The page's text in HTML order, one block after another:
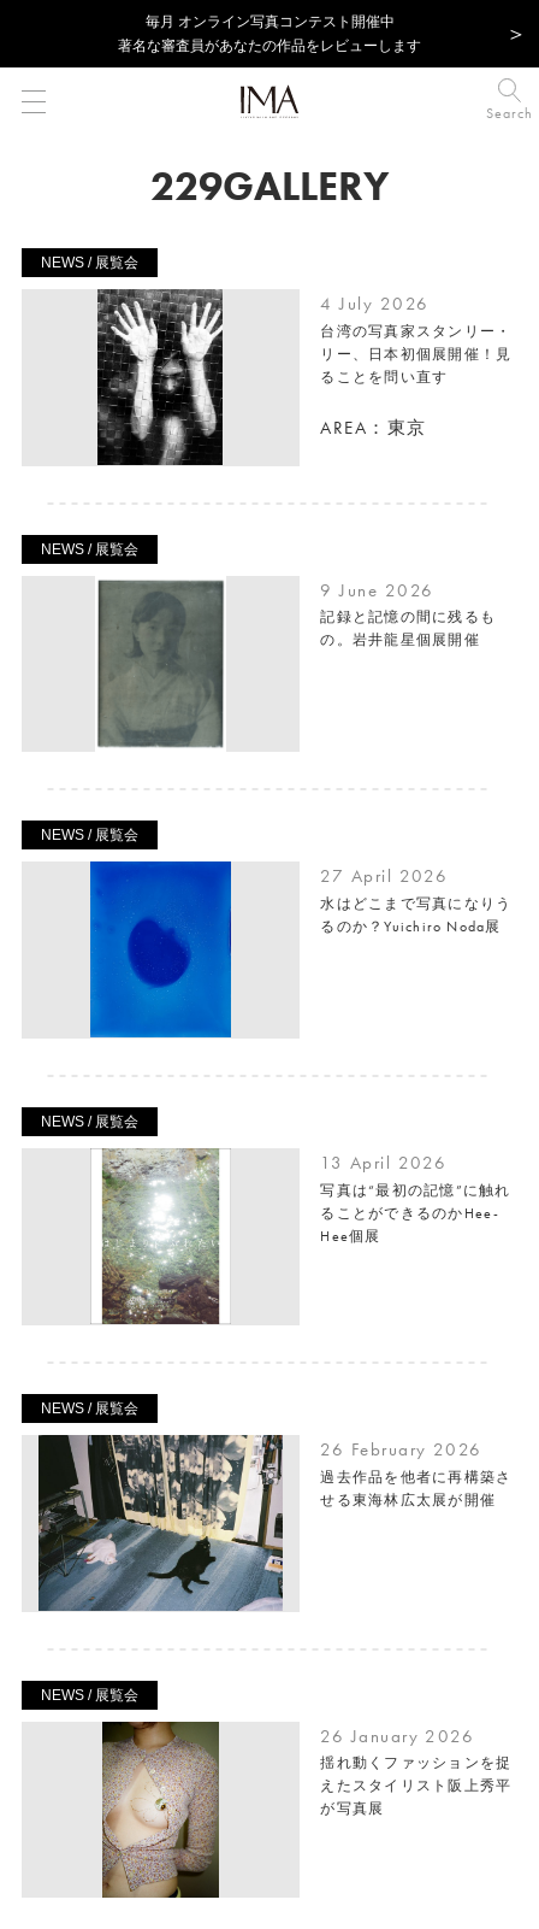
毎⽉ オンライン写真コンテスト開催中
著名な審査員があなたの作品をレビューします
Search
229GALLERY
NEWS / 展覧会
4 July 2026
台湾の写真家スタンリー・
リー、日本初個展開催！見
ることを問い直す
AREA：東京
NEWS / 展覧会
9 June 2026
記録と記憶の間に残るも
の。岩井龍星個展開催
NEWS / 展覧会
27 April 2026
水はどこまで写真になりう
るのか？Yuichiro Noda展
NEWS / 展覧会
13 April 2026
写真は“最初の記憶”に触れ
ることができるのかHee-
Hee個展
NEWS / 展覧会
26 February 2026
過去作品を他者に再構築さ
せる東海林広太展が開催
NEWS / 展覧会
26 January 2026
揺れ動くファッションを捉
えたスタイリスト阪上秀平
が写真展